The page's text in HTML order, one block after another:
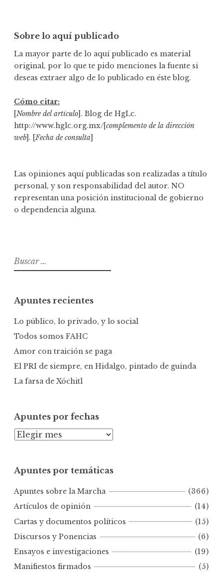
Sobre lo aquí publicado
La mayor parte de lo aquí publicado es material
original, por lo que te pido menciones la fuente si
deseas extraer algo de lo publicado en éste blog.
Cómo citar:
[Nombre del artículo]. Blog de HgLc.
http://www.hglc.org.mx/[complemento de la dirección
web]. [Fecha de consulta]
Las opiniones aquí publicadas son realizadas a título
personal, y son responsabilidad del autor. NO
representan una posición institucional de gobierno
o dependencia alguna.
B
u
a
r
Apuntes recientes
Lo público, lo privado, y lo social
Todos somos FAHC
Amor con traición se paga
El PRI de siempre, en Hidalgo, pintado de guinda
La farsa de Xóchitl
Apuntes por fechas
A
n
e
s
p
r
f
e
Apuntes por temáticas
Apuntes sobre la Marcha
(366)
Artículos de opinión
(14)
Cartas y documentos políticos
(15)
Discursos y Ponencias
(6)
Ensayos e investigaciones
(19)
Manifiestos firmados
(5)